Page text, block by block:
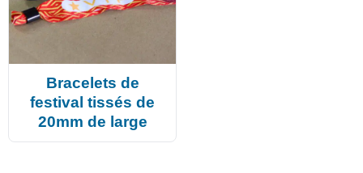
Bracelets de
festival tissés de
20mm de large